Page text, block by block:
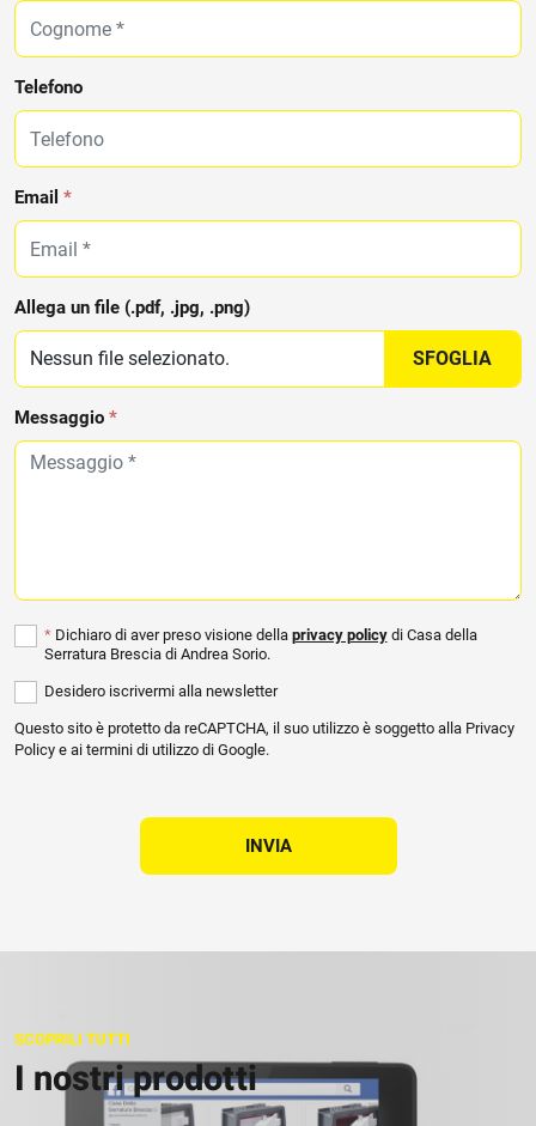
Telefono
Email *
Allega un file (.pdf, .jpg, .png)
Nessun file selezionato.
Messaggio *
*Dichiaro di aver preso visione della privacy policydi Casa della
Serratura Brescia di Andrea Sorio.
Desidero iscrivermi alla newsletter
Questo sito è protetto da reCAPTCHA, il suo utilizzo è soggetto alla Privacy
Policy e ai termini di utilizzo di Google.
INVIA
SCOPRILI TUTTI
I nostri prodotti